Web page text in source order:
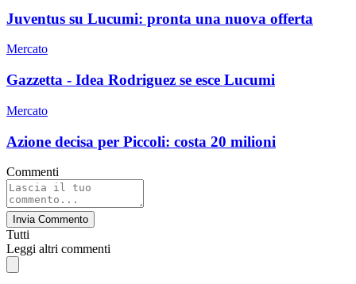
Juventus su Lucumi: pronta una nuova offerta
Mercato
Gazzetta - Idea Rodriguez se esce Lucumi
Mercato
Azione decisa per Piccoli: costa 20 milioni
Commenti
Invia Commento
Tutti
Leggi altri commenti